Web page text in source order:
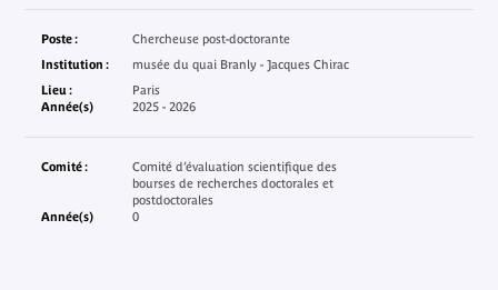
Poste :
Chercheuse post-doctorante
Institution :
musée du quai Branly - Jacques Chirac
Lieu :
Paris
Année(s)
2025 - 2026
Comité :
Comité d’évaluation scientifique des
bourses de recherches doctorales et
postdoctorales
Année(s)
0